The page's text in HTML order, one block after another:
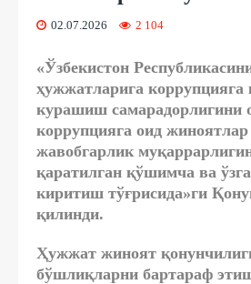
02.07.2026 2 104
«Ўзбекистон
ҳужжатларига
курашиш самарадорлигини
коррупцияга оид
жавобгарлик
қаратилган қўшимча ва
киритиш тўғрисида»ги
қилинди.
Ҳужжат жиноят
бўшлиқларни бартараф